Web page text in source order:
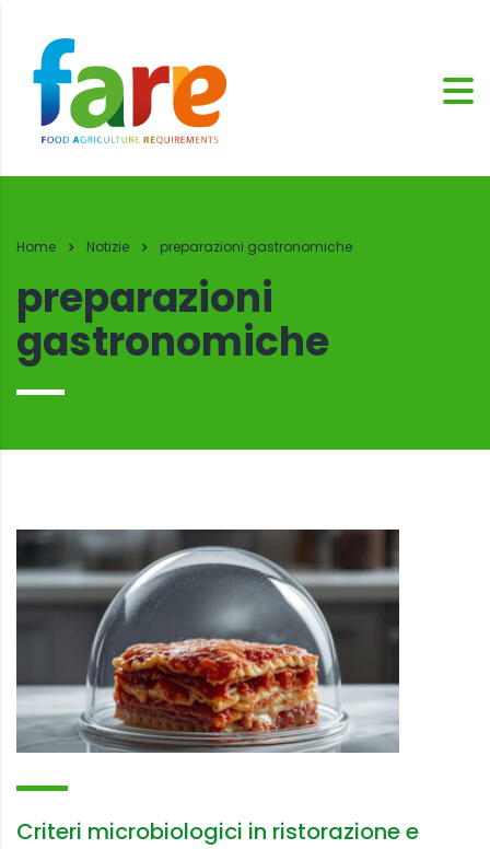
Home Notizie preparazioni gastronomiche
preparazioni
gastronomiche
Criteri microbiologici in ristorazione e